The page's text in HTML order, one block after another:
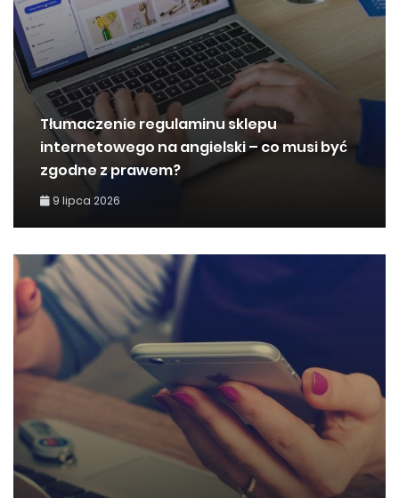
Tłumaczenie regulaminu sklepu
internetowego na angielski – co musi być
zgodne z prawem?
9 lipca 2026